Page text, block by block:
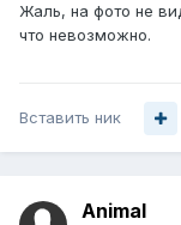
Жаль, на фото не
что невозможно.
Вставить ник
Animal